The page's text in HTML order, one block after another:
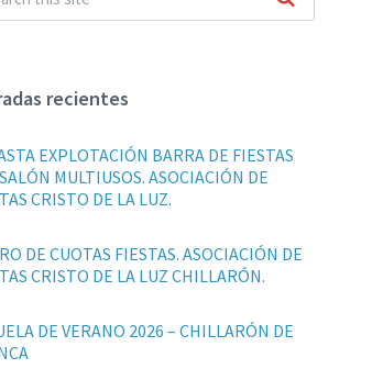
recientes
EXPLOTACIÓN BARRA DE FIESTAS
MULTIUSOS. ASOCIACIÓN DE
CRISTO DE LA LUZ.
DE CUOTAS FIESTAS. ASOCIACIÓN DE
CRISTO DE LA LUZ CHILLARÓN.
DE VERANO 2026 – CHILLARÓN DE